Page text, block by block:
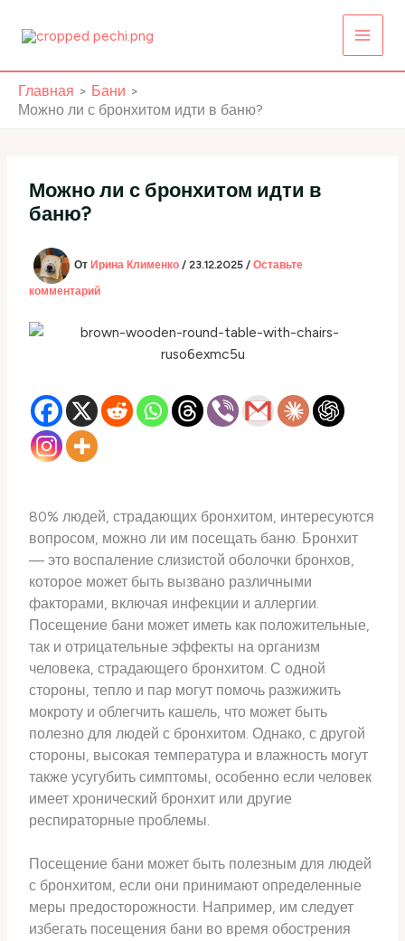
Главная
Бани
Можно ли с бронхитом идти в баню?
Можно ли с бронхитом идти в
баню?
От Ирина Клименко/23.12.2025/Оставьте
комментарий
80% людей, страдающих бронхитом, интересуются
вопросом, можно ли им посещать баню. Бронхит
— это воспаление слизистой оболочки бронхов,
которое может быть вызвано различными
факторами, включая инфекции и аллергии.
Посещение бани может иметь как положительные,
так и отрицательные эффекты на организм
человека, страдающего бронхитом. С одной
стороны, тепло и пар могут помочь разжижить
мокроту и облегчить кашель, что может быть
полезно для людей с бронхитом. Однако, с другой
стороны, высокая температура и влажность могут
также усугубить симптомы, особенно если человек
имеет хронический бронхит или другие
респираторные проблемы.
Посещение бани может быть полезным для людей
с бронхитом, если они принимают определенные
меры предосторожности. Например, им следует
избегать посещения бани во время обострения